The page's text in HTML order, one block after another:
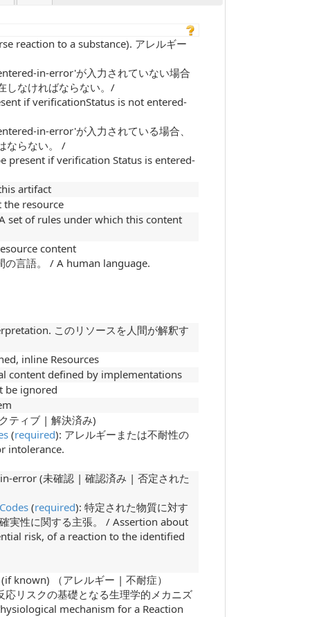
reaction to a substance). アレルギー
in-error'が入力されていない場合
しなければならない。/
if verificationStatus is not entered-
in-error'が入力されている場合、
ならない。 /
present if verification Status is entered-
artifact
the resource
set of rules under which this content
content
の言語。 / A human language.
このリソースを人間が解釈す
inline Resources
content defined by implementations
be ignored
ティブ | 解決済み)
(required): アレルギーまたは不耐性の
intolerance.
error (未確認 | 確認済み | 否定された
(required): 特定された物質に対す
実性に関する主張。 / Assertion about
risk, of a reaction to the identified
known) （アレルギー | 不耐症）
応リスクの基礎となる生理学的メカニズ
mechanism for a Reaction